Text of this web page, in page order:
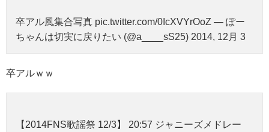
卒アル風集合写真 pic.twitter.com/0IcXVYrOoZ — ぽー
ちゃんは切実に戻りたい (@a____sS25) 2014, 12月 3
卒アルｗｗ
【2014FNS歌謡祭 12/3】 20:57 ジャニーズメドレー